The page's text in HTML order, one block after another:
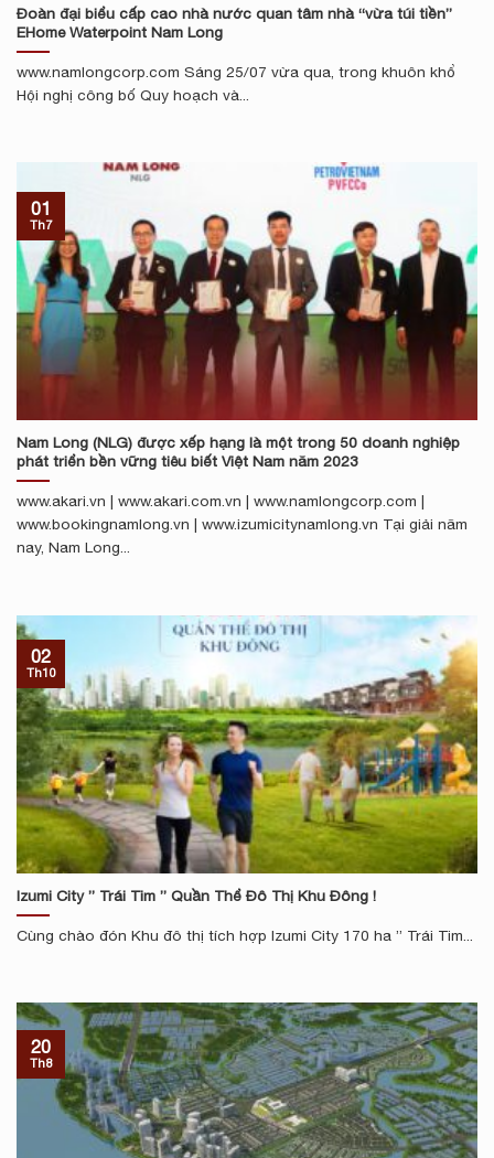
Đoàn đại biểu cấp cao nhà nước quan tâm nhà “vừa túi tiền”
EHome Waterpoint Nam Long
www.namlongcorp.com Sáng 25/07 vừa qua, trong khuôn khổ
Hội nghị công bố Quy hoạch và...
Nam Long (NLG) được xếp hạng là một trong 50 doanh nghiệp
phát triển bền vững tiêu biết Việt Nam năm 2023
www.akari.vn | www.akari.com.vn | www.namlongcorp.com |
www.bookingnamlong.vn | www.izumicitynamlong.vn Tại giải năm
nay, Nam Long...
01
Th7
Izumi City ” Trái Tim ” Quần Thể Đô Thị Khu Đông !
Cùng chào đón Khu đô thị tích hợp Izumi City 170 ha ” Trái Tim...
02
Th10
20
Th8